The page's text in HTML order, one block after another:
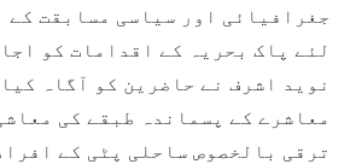
جغرافیائی اور سیاسی مسابقت کے
لئے پاک بحریہ کے اقدامات کو
نوید اشرف نے حاضرین کو آگاہ کیا
معاشرے کے پسماندہ طبقے کی
ترقی بالخصوص ساحلی پٹی کے